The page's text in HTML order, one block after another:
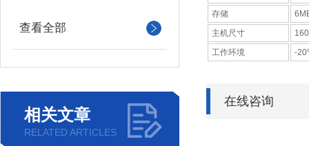
查看全部
相关文章
RELATED ARTICLES
存储
主机尺寸
工作环境
-
在线咨询